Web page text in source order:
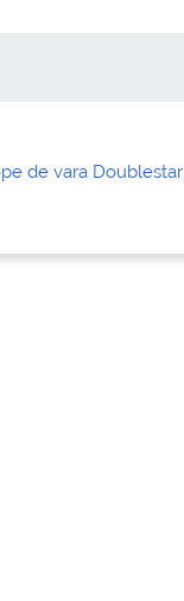
de vara Doublestar